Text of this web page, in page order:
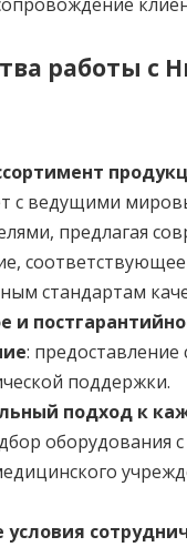
работы с
с ведущими
предлагая
соответствующее
стандартам
и
: предоставление
поддержки.
подход к
оборудования